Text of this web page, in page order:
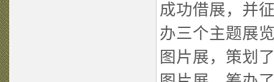
成功借展，并
办三个主题展
图片展，策划